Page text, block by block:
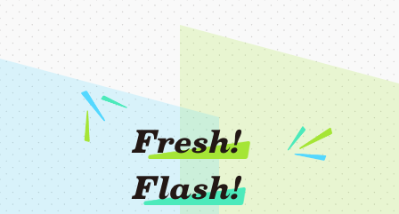
Fresh!
Flash!